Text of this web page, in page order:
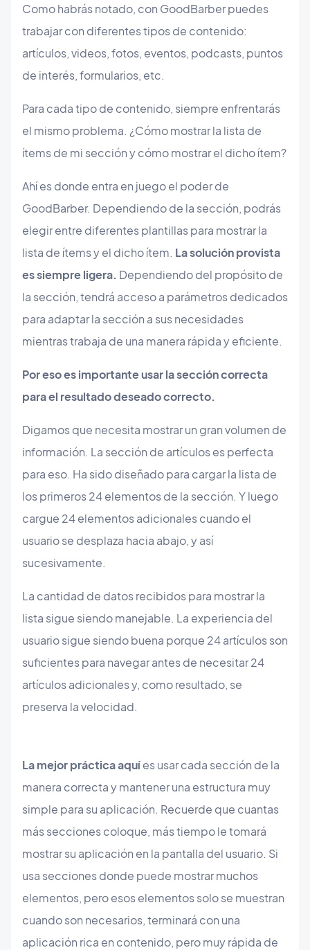
Como habrás notado, con GoodBarber puedes
trabajar con diferentes tipos de contenido:
artículos, videos, fotos, eventos, podcasts, puntos
de interés, formularios, etc.
Para cada tipo de contenido, siempre enfrentarás
el mismo problema. ¿Cómo mostrar la lista de
ítems de mi sección y cómo mostrar el dicho ítem?
Ahí es donde entra en juego el poder de
GoodBarber. Dependiendo de la sección, podrás
elegir entre diferentes plantillas para mostrar la
lista de ítems y el dicho ítem. La solución provista
es siempre ligera. Dependiendo del propósito de
la sección, tendrá acceso a parámetros dedicados
para adaptar la sección a sus necesidades
mientras trabaja de una manera rápida y eficiente.
Por eso es importante usar la sección correcta
para el resultado deseado correcto.
Digamos que necesita mostrar un gran volumen de
información. La sección de artículos es perfecta
para eso. Ha sido diseñado para cargar la lista de
los primeros 24 elementos de la sección. Y luego
cargue 24 elementos adicionales cuando el
usuario se desplaza hacia abajo, y así
sucesivamente.
La cantidad de datos recibidos para mostrar la
lista sigue siendo manejable. La experiencia del
usuario sigue siendo buena porque 24 artículos son
suficientes para navegar antes de necesitar 24
artículos adicionales y, como resultado, se
preserva la velocidad.
La mejor práctica aquíes usar cada sección de la
manera correcta y mantener una estructura muy
simple para su aplicación. Recuerde que cuantas
más secciones coloque, más tiempo le tomará
mostrar su aplicación en la pantalla del usuario. Si
usa secciones donde puede mostrar muchos
elementos, pero esos elementos solo se muestran
cuando son necesarios, terminará con una
aplicación rica en contenido, pero muy rápida de